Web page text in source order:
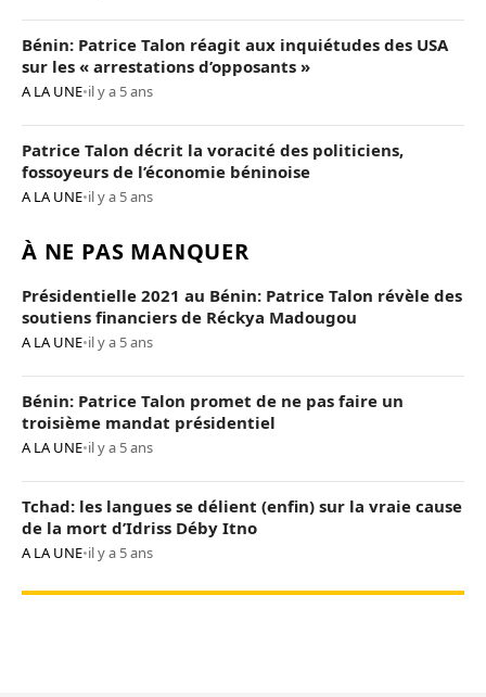
Bénin: Patrice Talon réagit aux inquiétudes des USA
sur les « arrestations d’opposants »
A LA UNE•il y a 5 ans
Patrice Talon décrit la voracité des politiciens,
fossoyeurs de l’économie béninoise
A LA UNE•il y a 5 ans
À NE PAS MANQUER
Présidentielle 2021 au Bénin: Patrice Talon révèle des
soutiens financiers de Réckya Madougou
A LA UNE•il y a 5 ans
Bénin: Patrice Talon promet de ne pas faire un
troisième mandat présidentiel
A LA UNE•il y a 5 ans
Tchad: les langues se délient (enfin) sur la vraie cause
de la mort d’Idriss Déby Itno
A LA UNE•il y a 5 ans